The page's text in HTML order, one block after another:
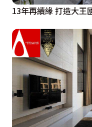
13年再續緣 打造大王